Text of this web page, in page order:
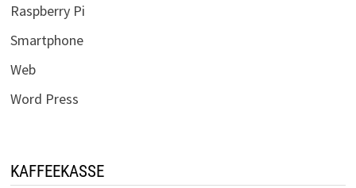
Raspberry Pi
Smartphone
Web
Word Press
KAFFEEKASSE